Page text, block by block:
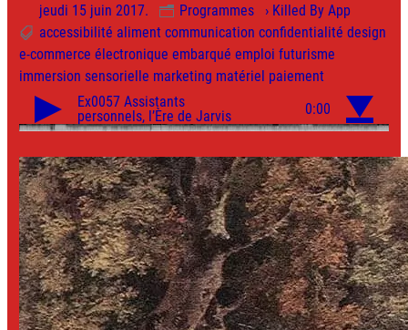
jeudi 15 juin 2017. Programmes
› Killed By App
accessibilité aliment communication confidentialité design
e-commerce électronique embarqué emploi futurisme
immersion sensorielle marketing matériel paiement